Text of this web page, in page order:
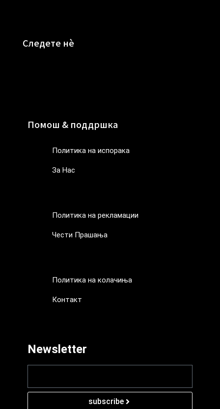
Следете нè
Помош & поддршка
Политика на испорака
За Нас
Политика на рекламации
Чести Прашања
Политика на колачиња
Контакт
Newsletter
subscribe